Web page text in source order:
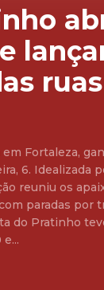
Fortaleza,
6. Idealizada
reuniu os
paradas por